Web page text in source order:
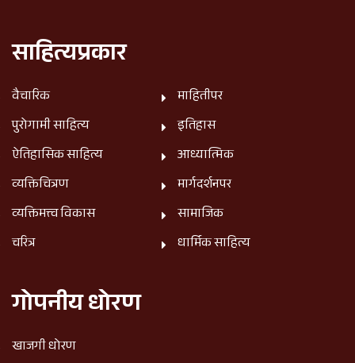
साहित्यप्रकार
वैचारिक
पुरोगामी साहित्य
ऐतिहासिक साहित्य
व्यक्तिचित्रण
व्यक्तिमत्त्व विकास
चरित्र
माहितीपर
इतिहास
आध्यात्मिक
मार्गदर्शनपर
सामाजिक
धार्मिक साहित्य
गोपनीय धोरण
खाजगी धोरण